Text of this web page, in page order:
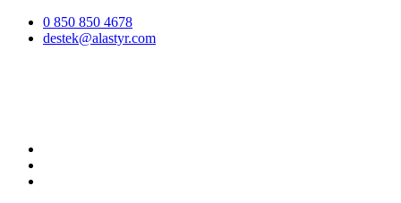
İçeriğe0 850 850 4678
destek@alastyr.com
Hosting Blog | Alastyr